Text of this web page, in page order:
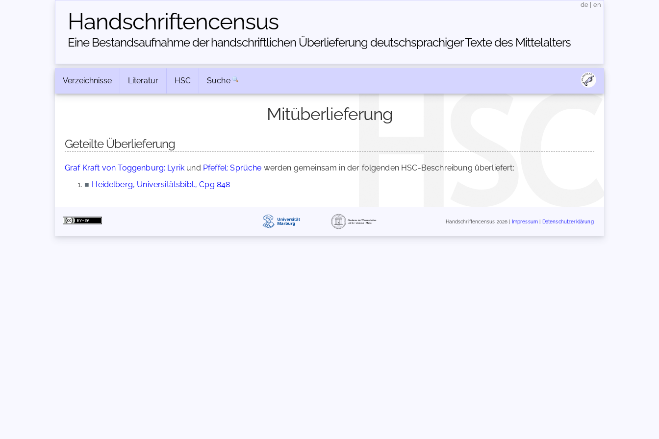
Handschriften­census
Eine Bestandsaufnahme der handschriftlichen Über­lieferung deutschsprachiger Texte des Mittelalters
de en
Verzeichnisse Literatur HSC Suche
Mitüberlieferung
Geteilte Überlieferung
Graf Kraft von Toggenburg: Lyrik und Pfeffel: Sprüche werden gemeinsam in der folgenden HSC-Beschreibung überliefert:
■ Heidelberg, Universitätsbibl., Cpg 848
Handschriftencensus 2026 | Impressum Datenschutzerklärung